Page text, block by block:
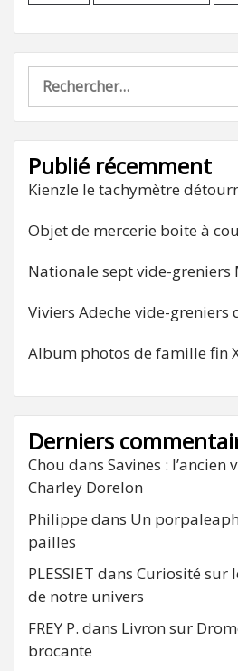
Rechercher :
Publié récemment
Kienzle le tachymètre
Objet de mercerie boite à
Nationale sept vide-
Viviers Adeche vide-greniers
Album photos de famille fin
Derniers
Chou dans Savines : l’ancien
Charley Dorelon
Philippe dans Un
pailles
PLESSIET dans Curiosité sur
de notre univers
FREY P. dans Livron sur
brocante